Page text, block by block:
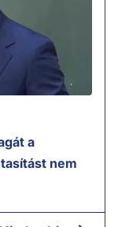
a
nem